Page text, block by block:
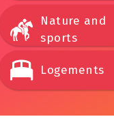
Nature and
sports
Logements